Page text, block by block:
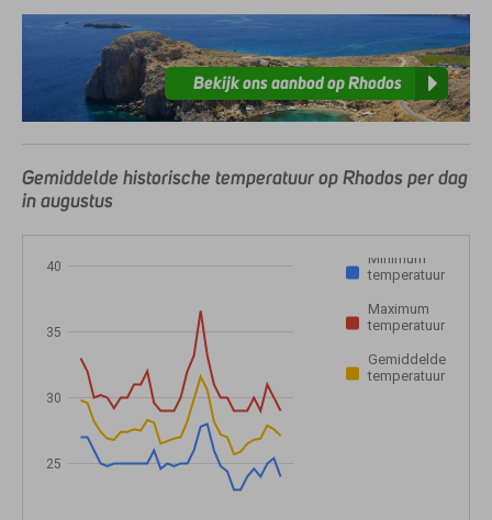
Bekijk ons aanbod op Rhodos
Gemiddelde historische temperatuur op Rhodos per dag
in augustus
Minimum
temperatuur
Maximum
temperatuur
Gemiddelde
temperatuur
25
30
35
40